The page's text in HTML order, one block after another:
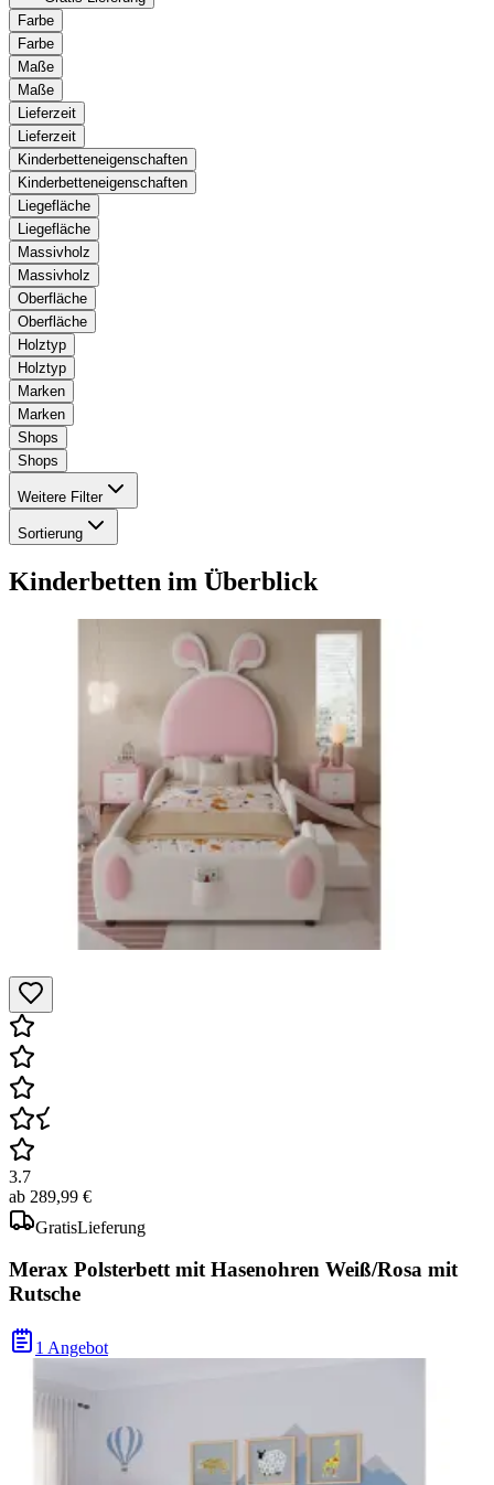
Farbe
Farbe
Maße
Maße
Lieferzeit
Lieferzeit
Kinderbetteneigenschaften
Kinderbetteneigenschaften
Liegefläche
Liegefläche
Massivholz
Massivholz
Oberfläche
Oberfläche
Holztyp
Holztyp
Marken
Marken
Shops
Shops
Weitere Filter
Sortierung
Kinderbetten im Überblick
3.7
ab 289,99 €
GratisLieferung
Merax Polsterbett mit Hasenohren Weiß/Rosa mit
Rutsche
1 Angebot